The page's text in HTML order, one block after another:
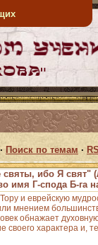
Поиск по темам ·
ибо Я свят"
Г-спода Б-га
и еврейскую
мнением
обнажает
характера и,